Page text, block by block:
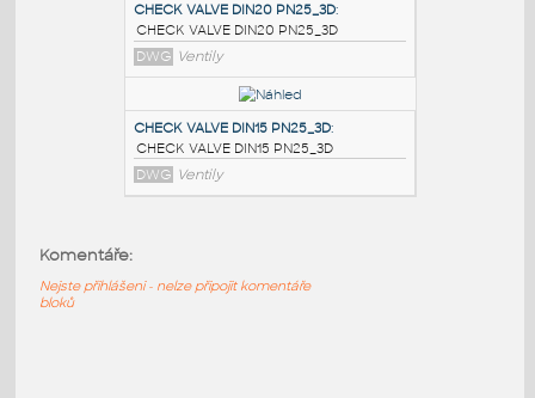
DWG Ventily
1.5_Warren_ swing_check_valve
1.5"-150 lb. Swing check valve
DWG Ventily
DWG Ventily
Komentáře:
Nejste přihlášeni - nelze připojit komentáře
bloků